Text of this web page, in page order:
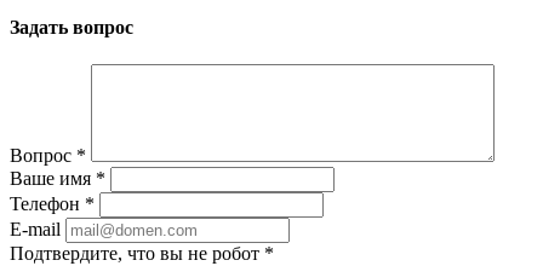
Задать вопрос
Вопрос *
Ваше имя *
Телефон *
E-mail
Подтвердите, что вы не робот *